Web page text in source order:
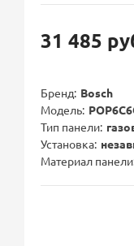
31 485
Бренд Bosch
Модель
Тип панели
Установка
Материал панели